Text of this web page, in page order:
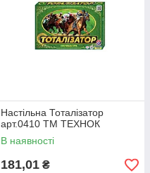
Настільна Тоталізатор
арт.0410 ТМ ТЕХНОК
В наявності
181,01 ₴